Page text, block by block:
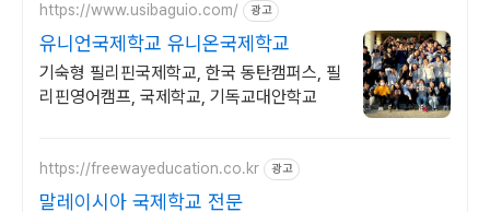
https://www.usibaguio.com/ 광고
유니언국제학교 유니온국제학교
기숙형 필리핀국제학교, 한국 동탄캠퍼스, 필
리핀영어캠프, 국제학교, 기독교대안학교
https://freewayeducation.co.kr 광고
말레이시아 국제학교 전문